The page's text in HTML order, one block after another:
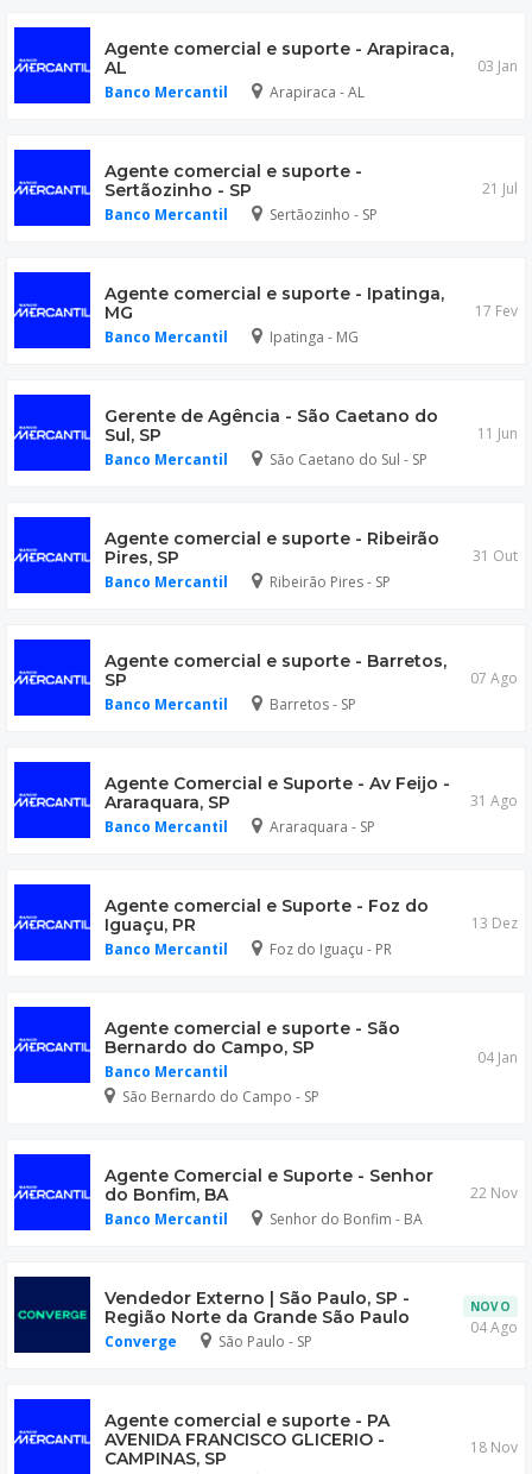
Agente comercial e suporte - Arapiraca,
AL
Banco Mercantil Arapiraca - AL
03 Jan
Agente comercial e suporte -
Sertãozinho - SP
Banco Mercantil Sertãozinho - SP
21 Jul
Agente comercial e suporte - Ipatinga,
MG
Banco Mercantil Ipatinga - MG
17 Fev
Gerente de Agência - São Caetano do
Sul, SP
Banco Mercantil São Caetano do Sul - SP
11 Jun
Agente comercial e suporte - Ribeirão
Pires, SP
Banco Mercantil Ribeirão Pires - SP
31 Out
Agente comercial e suporte - Barretos,
SP
Banco Mercantil Barretos - SP
07 Ago
Agente Comercial e Suporte - Av Feijo -
Araraquara, SP
Banco Mercantil Araraquara - SP
31 Ago
Agente comercial e Suporte - Foz do
Iguaçu, PR
Banco Mercantil Foz do Iguaçu - PR
13 Dez
Agente comercial e suporte - São
Bernardo do Campo, SP
Banco Mercantil
São Bernardo do Campo - SP
04 Jan
Agente Comercial e Suporte - Senhor
do Bonfim, BA
Banco Mercantil Senhor do Bonfim - BA
22 Nov
Vendedor Externo | São Paulo, SP -
Região Norte da Grande São Paulo
Converge São Paulo - SP
NOVO
04 Ago
Agente comercial e suporte - PA
AVENIDA FRANCISCO GLICERIO -
CAMPINAS, SP
18 Nov